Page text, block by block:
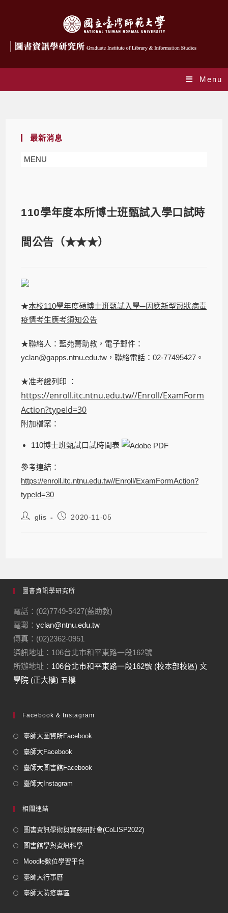
Menu
最新消息
MENU
110學年度本所博士班甄試入學口試時
間公告（★★★）
★本校110學年度碩博士班甄試入學─因應新型冠狀病毒
疫情考生應考須知公告
★聯絡人：藍苑菁助教，電子郵件：
yclan@gapps.ntnu.edu.tw，聯絡電話：02-77495427。
★准考證列印 ：
https://enroll.itc.ntnu.edu.tw//Enroll/ExamForm
Action?typeId=30
附加檔案：
110博士班甄試口試時間表
參考連結：
https://enroll.itc.ntnu.edu.tw//Enroll/ExamFormAction?
typeId=30
glis 2020-11-05
圖書資訊學研究所
電話：(02)7749-5427(藍助教)
電郵：yclan@ntnu.edu.tw
傳真：(02)2362-0951
通訊地址：106台北市和平東路一段162號
所辦地址： 106台北市和平東路一段162號 (校本部校區) 文
學院 (正大樓) 五樓
Facebook & Instagram
臺師大圖資所Facebook
臺師大Facebook
臺師大圖書館Facebook
臺師大Instagram
相關連結
圖書資訊學術與實務研討會(CoLISP2022)
圖書館學與資訊科學
Moodle數位學習平台
臺師大行事曆
臺師大防疫專區